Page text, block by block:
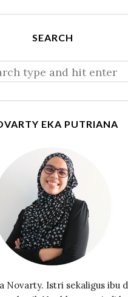
SEARCH
EKA PUTRIANA
Novarty. Istri sekaligus ibu